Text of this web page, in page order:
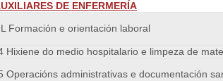
DE ENFERMERÍA
Formación e orientación laboral
Hixiene do medio hospitalario e limpeza de
Operacións administrativas e documentación